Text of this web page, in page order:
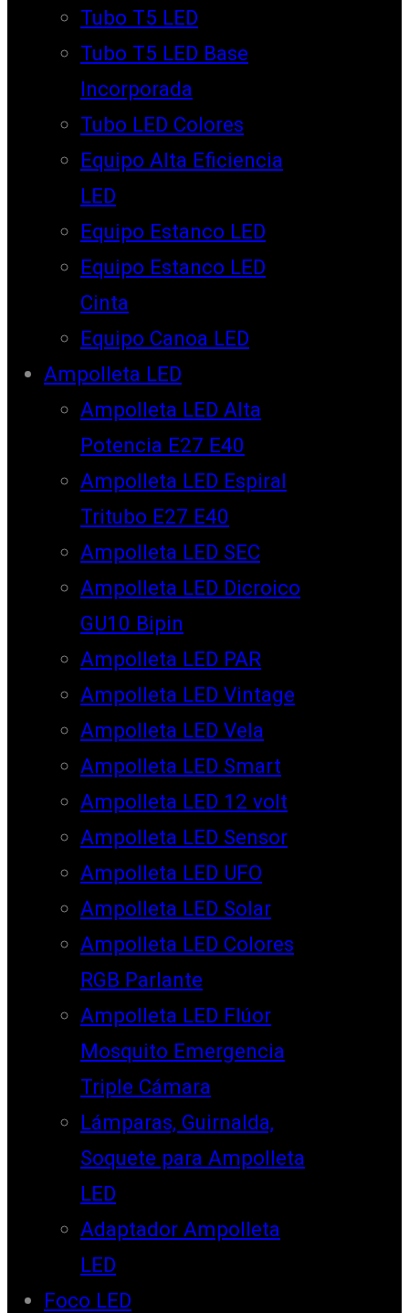
Tubo T5 LED
Tubo T5 LED Base
Incorporada
Tubo LED Colores
Equipo Alta Eficiencia
LED
Equipo Estanco LED
Equipo Estanco LED
Cinta
Equipo Canoa LED
Ampolleta LED
Ampolleta LED Alta
Potencia E27 E40
Ampolleta LED Espiral
Tritubo E27 E40
Ampolleta LED SEC
Ampolleta LED Dicroico
GU10 Bipin
Ampolleta LED PAR
Ampolleta LED Vintage
Ampolleta LED Vela
Ampolleta LED Smart
Ampolleta LED 12 volt
Ampolleta LED Sensor
Ampolleta LED UFO
Ampolleta LED Solar
Ampolleta LED Colores
RGB Parlante
Ampolleta LED Flúor
Mosquito Emergencia
Triple Cámara
Lámparas, Guirnalda,
Soquete para Ampolleta
LED
Adaptador Ampolleta
LED
Foco LED